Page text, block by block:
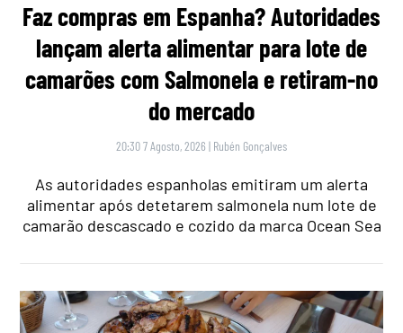
Faz compras em Espanha? Autoridades
lançam alerta alimentar para lote de
camarões com Salmonela e retiram-no
do mercado
20:30 7 Agosto, 2026 | Rubén Gonçalves
As autoridades espanholas emitiram um alerta
alimentar após detetarem salmonela num lote de
camarão descascado e cozido da marca Ocean Sea